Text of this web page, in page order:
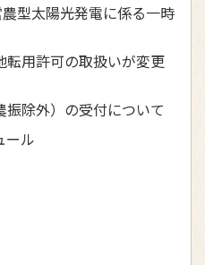
型太陽光発電に係る一時
転用許可の取扱いが変更
除外）の受付について
ール